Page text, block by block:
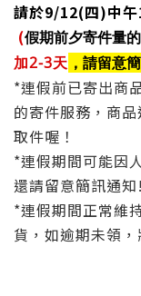
請於9/12(四)中
(假期前夕寄件量
加2-3天 ，請留意
*連假前已寄出商
的寄件服務，商
取件喔！
*連假期間可能因
還請留意簡訊通知!
*連假期間正常維
貨，如逾期未領